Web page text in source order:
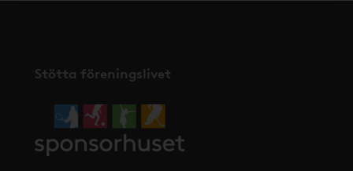
Stötta föreningslivet